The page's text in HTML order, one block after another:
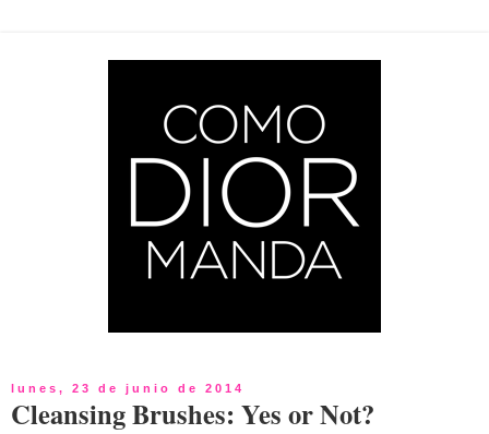
lunes, 23 de junio de 2014
Cleansing Brushes: Yes or Not?